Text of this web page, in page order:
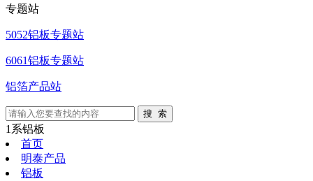
专题站
5052铝板专题站
6061铝板专题站
铝箔产品站
1系铝板
首页
明泰产品
铝板